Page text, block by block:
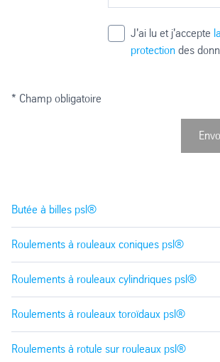
J'ai lu et j'accepte
protection des
* Champ obligatoire
Butée à billes psl®
Roulements à rouleaux coniques psl®
Roulements à rouleaux cylindriques psl®
Roulements à rouleaux toroïdaux psl®
Roulements à rotule sur rouleaux psl®